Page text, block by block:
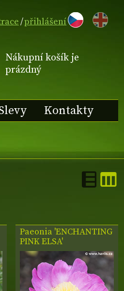
EN
Nákupní košík je
prázdný
Kontakty
/přihlášení
Paeonia 'ENCHANTING
PINK ELSA'